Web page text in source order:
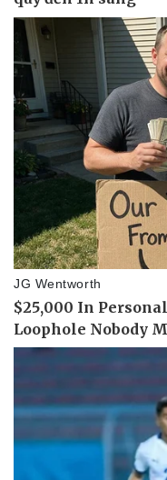
Thể thao
Bóng đá
Lịch thi đấu bóng đá
Thế giới thể thao
eSports
Hậu trường